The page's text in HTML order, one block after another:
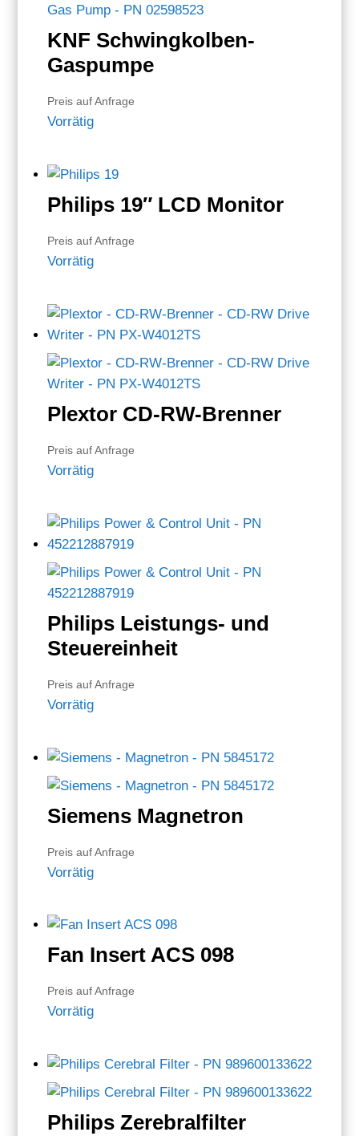
KNF Schwingkolben-
Gaspumpe
Preis auf Anfrage
Vorrätig
Philips 19″ LCD Monitor
Preis auf Anfrage
Vorrätig
Plextor CD-RW-Brenner
Preis auf Anfrage
Vorrätig
Philips Leistungs- und
Steuereinheit
Preis auf Anfrage
Vorrätig
Siemens Magnetron
Preis auf Anfrage
Vorrätig
Fan Insert ACS 098
Preis auf Anfrage
Vorrätig
Philips Zerebralfilter